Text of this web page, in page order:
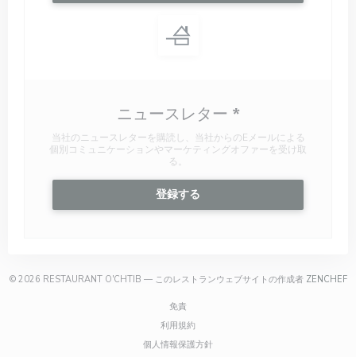
ニュースレター *
当社のニュースレターを購読し、当社からのEメールによる
個別コミュニケーションやマーケティングオファーを受け取
る。
登録する
© 2026 RESTAURANT O'CHTIB — このレストランウェブサイトの作成者 ZENCHEF((
免責
利用規約
個人情報保護方針((新しいウィンドウで開きます))